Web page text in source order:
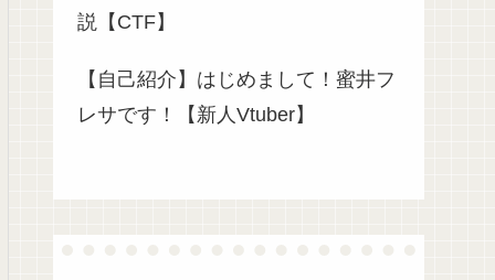
説【CTF】
【自己紹介】はじめまして！蜜井フ
レサです！【新人Vtuber】